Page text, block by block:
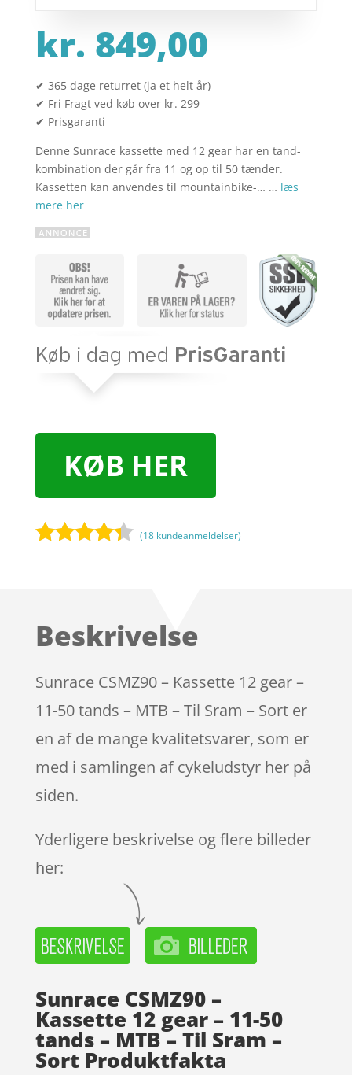
kr. 849,00
✔ 365 dage returret (ja et helt år)
✔ Fri Fragt ved køb over kr. 299
✔ Prisgaranti
Denne Sunrace kassette med 12 gear har en tand-
kombination der går fra 11 og op til 50 tænder.
Kassetten kan anvendes til mountainbike-… … læs
mere her
KØB HER
på
mmelser
(18 kundeanmeldelser)
Beskrivelse
Sunrace CSMZ90 – Kassette 12 gear –
11-50 tands – MTB – Til Sram – Sort er
en af de mange kvalitetsvarer, som er
med i samlingen af cykeludstyr her på
siden.
Yderligere beskrivelse og flere billeder
her:
Sunrace CSMZ90 –
Kassette 12 gear – 11-50
tands – MTB – Til Sram –
Sort Produktfakta